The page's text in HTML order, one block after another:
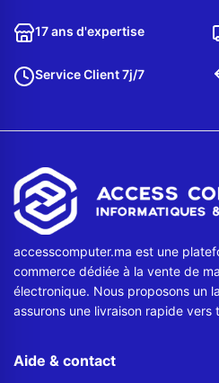
Envoyer un message
17 ans d'expertise
Service Client 7j/7
accesscomputer.ma est une
commerce dédiée à la vente de
électronique. Nous proposons un
assurons une livraison rapide vers
Aide & contact